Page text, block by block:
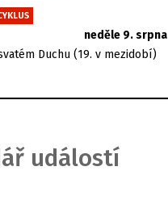
neděle 9. srpna
Duchu (19. v mezidobí)
událostí